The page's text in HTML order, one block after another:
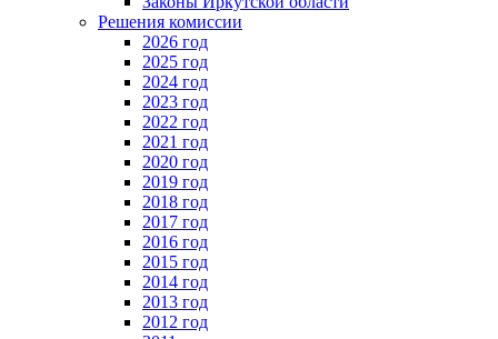
Решения комиссии
2026 год
2025 год
2024 год
2023 год
2022 год
2021 год
2020 год
2019 год
2018 год
2017 год
2016 год
2015 год
2014 год
2013 год
2012 год